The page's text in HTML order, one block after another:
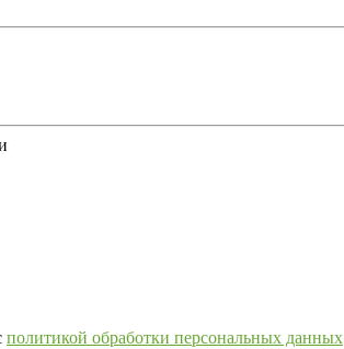
политикой обработки персональных данных